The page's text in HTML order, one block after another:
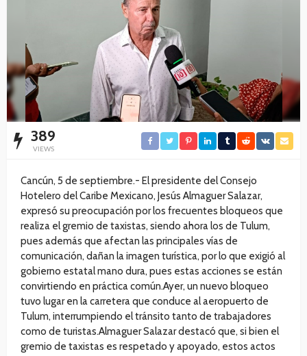
389
VIEWS
Cancún, 5 de septiembre.- El presidente del Consejo
Hotelero del Caribe Mexicano, Jesús Almaguer Salazar,
expresó su preocupación por los frecuentes bloqueos que
realiza el gremio de taxistas, siendo ahora los de Tulum,
pues además que afectan las principales vías de
comunicación, dañan la imagen turística, por lo que exigió al
gobierno estatal mano dura, pues estas acciones se están
convirtiendo en práctica común.Ayer, un nuevo bloqueo
tuvo lugar en la carretera que conduce al aeropuerto de
Tulum, interrumpiendo el tránsito tanto de trabajadores
como de turistas.Almaguer Salazar destacó que, si bien el
gremio de taxistas es respetado y apoyado, estos actos